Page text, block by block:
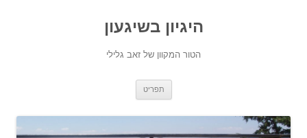
היגיון בשיגעון
הטור המקוון של זאב גלילי
תפריט